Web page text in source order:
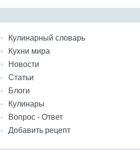
Кулинарный словарь
Кухни мира
Новости
Статьи
Блоги
Кулинары
Вопрос - Ответ
Добавить рецепт